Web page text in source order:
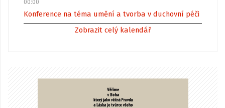
00:00
Konference na téma umění a tvorba v duchovní péči
Zobrazit celý kalendář